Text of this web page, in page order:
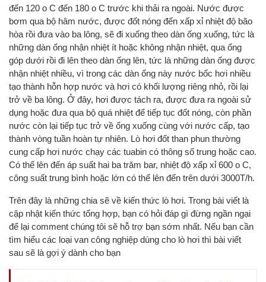
đến 120 o C đến 180 o C trước khi thải ra ngoài. Nước được
bơm qua bộ hâm nước, được đốt nóng đến xấp xỉ nhiệt độ bão
hòa rồi đưa vào ba lông, sẽ đi xuống theo dàn ống xuống, tức là
những dàn ống nhận nhiệt ít hoặc không nhận nhiệt, qua ống
góp dưới rồi đi lên theo dàn ống lên, tức là những dàn ống được
nhận nhiệt nhiều, vì trong các dàn ống này nước bốc hơi nhiều
tạo thành hỗn hợp nước và hơi có khối lượng riêng nhỏ, rồi lại
trở về ba lông. Ở đây, hơi được tách ra, được đưa ra ngoài sử
dụng hoặc đưa qua bộ quá nhiệt để tiếp tục đốt nóng, còn phần
nước còn lại tiếp tục trở về ống xuống cùng với nước cấp, tạo
thành vòng tuần hoàn tự nhiên. Lò hơi đốt than phun thường
cung cấp hơi nước chạy các tuabin có thông số trung hoặc cao.
Có thể lên đến áp suất hai ba trăm bar, nhiệt độ xấp xỉ 600 o C,
công suất trung bình hoặc lớn có thể lên đến trên dưới 3000T/h.
Trên đây là những chia sẽ về kiến thức lò hơi. Trong bài viết là
cập nhật kiến thức tổng hợp, bạn có hỏi đáp gì đừng ngần ngại
để lại comment chúng tôi sẽ hỗ trợ bạn sớm nhất. Nếu bạn cần
tìm hiểu các loại van công nghiệp dùng cho lò hơi thì bài viết
sau sẽ là gợi ý dành cho bạn